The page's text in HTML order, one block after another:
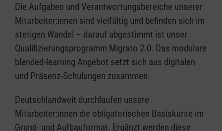
Die Aufgaben und Verantwortungsbereiche unserer
Mitarbeiter:innen sind vielfältig und befinden sich im
stetigen Wandel – darauf abgestimmt ist unser
Qualifizierungsprogramm Migrato 2.0. Das modulare
blended-learning Angebot setzt sich aus digitalen
und Präsenz-Schulungen zusammen.
Deutschlandweit durchlaufen unsere
Mitarbeiter:innen die obligatorischen Basiskurse im
Grund- und Aufbauformat. Ergänzt werden diese